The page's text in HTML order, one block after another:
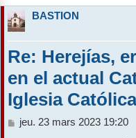
BASTION
Re: Herejías,
en el actual
Iglesia
M
jeu. 23 mars 2023 19:20